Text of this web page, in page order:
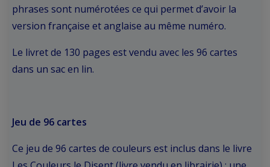
phrases sont numérotées ce qui permet d’avoir la
version française et anglaise au même numéro.
Le livret de 130 pages est vendu avec les 96 cartes
dans un sac en lin.
Jeu de 96 cartes
Ce jeu de 96 cartes de couleurs est inclus dans le livre